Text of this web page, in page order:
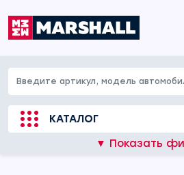
КАТАЛОГ
▼ Показать